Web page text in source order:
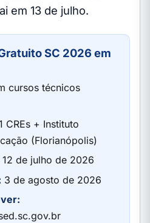
em 13 de julho.
SC 2026 em
cursos técnicos
CREs + Instituto
(Florianópolis)
12 de julho de 2026
3 de agosto de 2026